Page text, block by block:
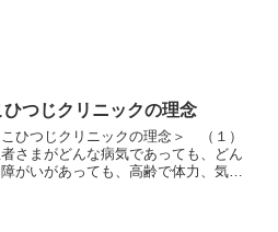
ひつじクリニックの理念
こひつじクリニックの理念＞ （１）
さまがどんな病気であっても、どん
がいがあっても、高齢で体力、気力